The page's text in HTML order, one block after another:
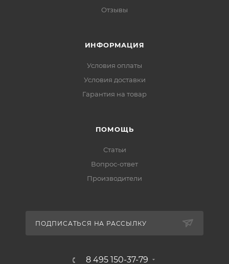
Отзывы
ИНФОРМАЦИЯ
Условия оплаты
Условия доставки
Гарантия на товар
ПОМОЩЬ
Статьи
Вопрос-ответ
Производители
ПОДПИСАТЬСЯ НА РАССЫЛКУ
8 495 150-37-79